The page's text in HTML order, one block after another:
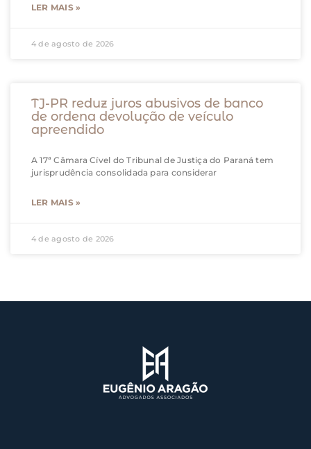
LER MAIS »
4 de agosto de 2026
TJ-PR reduz juros abusivos de banco
de ordena devolução de veículo
apreendido
A 17ª Câmara Cível do Tribunal de Justiça do Paraná tem
jurisprudência consolidada para considerar
LER MAIS »
4 de agosto de 2026